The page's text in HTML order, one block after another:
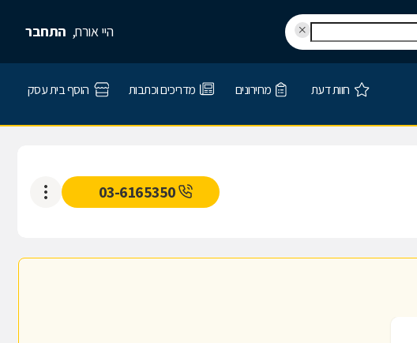
היי אורח, התחבר
חוות דעת מחירונים מדריכים וכתבות הוסף בית עסק
03-6165350